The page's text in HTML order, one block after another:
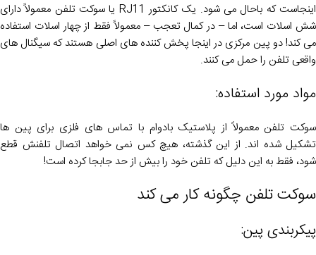
اینجاست که باحال می شود. یک کانکتور RJ11 یا سوکت تلفن معمولاً دارای
شش اسلات است، اما – در کمال تعجب – معمولاً فقط از چهار اسلات استفاده
می کند! دو پین مرکزی در اینجا پخش کننده های اصلی هستند که سیگنال های
واقعی تلفن را حمل می کنند.
مواد مورد استفاده:
سوکت تلفن معمولاً از پلاستیک بادوام با تماس های فلزی برای پین ها
تشکیل شده اند. از این گذشته، هیچ کس نمی خواهد اتصال تلفنش قطع
شود، فقط به این دلیل که تلفن خود را بیش از حد جابجا کرده است!
سوکت تلفن چگونه کار می کند
پیکربندی پین: